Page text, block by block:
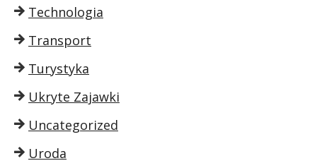
Technologia
Transport
Turystyka
Ukryte Zajawki
Uncategorized
Uroda